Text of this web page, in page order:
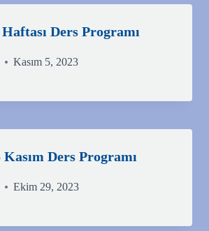
Ders Programı
Kasım 5, 2023
Ders Programı
Ekim 29, 2023